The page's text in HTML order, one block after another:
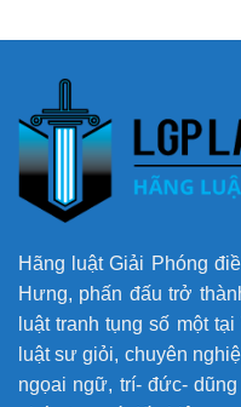
Hãng luật Giải Phóng
Hưng, phấn đấu trở
luật tranh tụng số một
luật sư giỏi, chuyên
ngọai ngữ, trí- đức-